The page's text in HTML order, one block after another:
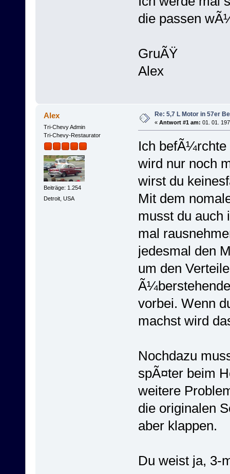
die passen
GruÃŸ
Alex
Alex
Tri-Chevy Admin
Tri-Chevy-Restaurator
Beiträge: 1.254
Detroit, USA
Re: 5,7 L Motor in 57er
« Antwort #1 am: 01. 01.
Ich
wird nur noch
wirst du
Mit dem
musst du auch
mal
jedesmal den
um den
vorbei. Wenn
machst wird
Nochdazu
spÃ¤ter beim
weitere
die originalen
aber klappen.
Du weist ja, 3-